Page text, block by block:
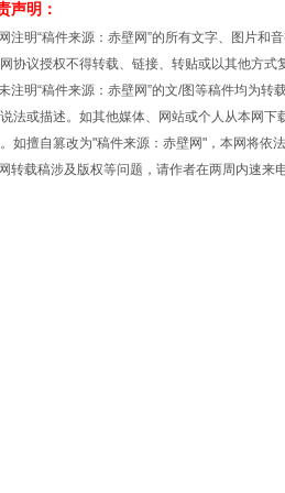
声明：
明“稿件来源：赤壁网”的所有文字、图片和
协议授权不得转载、链接、转贴或以其他方式
明“稿件来源：赤壁网”的文/图等稿件均为转
法或描述。如其他媒体、网站或个人从本网下
如擅自篡改为"稿件来源：赤壁网"，本网将依法
载稿涉及版权等问题，请作者在两周内速来电